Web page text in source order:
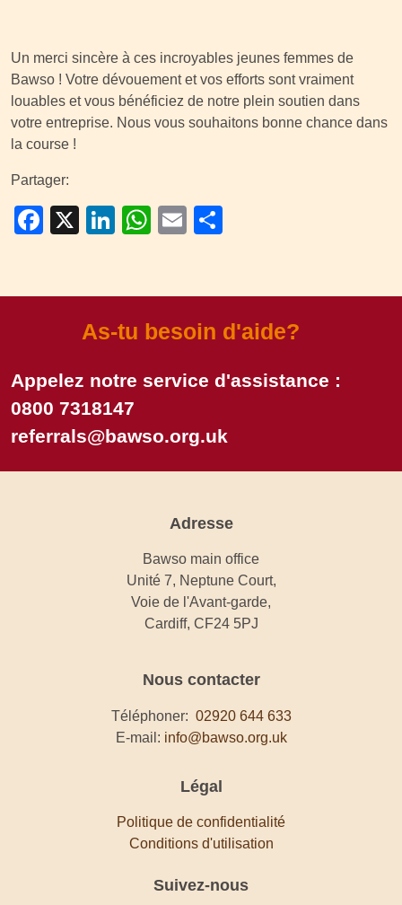
Un merci sincère à ces incroyables jeunes femmes de
Bawso ! Votre dévouement et vos efforts sont vraiment
louables et vous bénéficiez de notre plein soutien dans
votre entreprise. Nous vous souhaitons bonne chance dans
la course !
Partager:
Facebook
X LinkedIn
WhatsApp
Email
As-tu besoin d'aide?
Appelez notre service d'assistance :
0800 7318147
referrals@bawso.org.uk
Adresse
Bawso main office
Unité 7, Neptune Court,
Voie de l'Avant-garde,
Cardiff, CF24 5PJ
Nous contacter
Téléphoner: 02920 644 633
E-mail: info@bawso.org.uk
Légal
Politique de confidentialité
Conditions d'utilisation
Suivez-nous